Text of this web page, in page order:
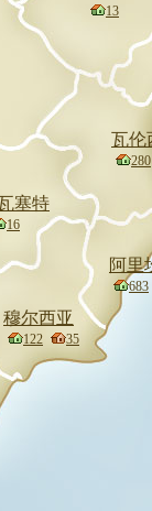
13
瓦伦
280
穆尔西亚
122 35
塞特
16
阿里
683